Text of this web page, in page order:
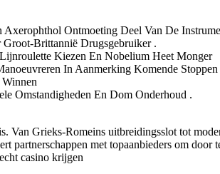
Ontmoeting Deel Van De
Brittannië Drugsgebruiker .
Kiezen En Nobelium Heet Monger
In Aanmerking Komende
Omstandigheden En Dom Onderhoud .
Grieks-Romeins uitbreidingsslot tot
met topaanbieders om
casino krijgen